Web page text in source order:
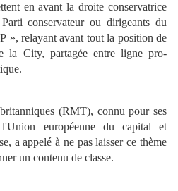
en avant la droite conservatrice
conservateur ou dirigeants du
», relayant avant tout la position de
la City, partagée entre ligne pro-
(RMT), connu pour ses
européenne du capital et
a appelé à ne pas laisser ce thème
un contenu de classe.